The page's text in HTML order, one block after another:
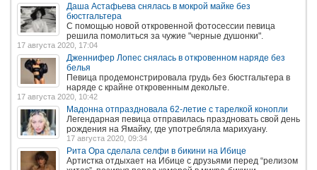
Даша Астафьева снялась в мокрой майке без
бюстгальтера
С помощью новой откровенной фотосессии певица
решила помолиться за чужие "черные душонки".
17 августа 2020, 17:04
Дженнифер Лопес снялась в откровенном наряде без
белья
Певица продемонстрировала грудь без бюстгальтера в
наряде с крайне откровенным декольте.
17 августа 2020, 10:42
Мадонна отпраздновала 62-летие с тарелкой конопли
Легендарная певица отправилась праздновать свой день
рождения на Ямайку, где употребляла марихуану.
17 августа 2020, 09:34
Рита Ора сделала селфи в бикини на Ибице
Артистка отдыхает на Ибице с друзьями перед “релизом